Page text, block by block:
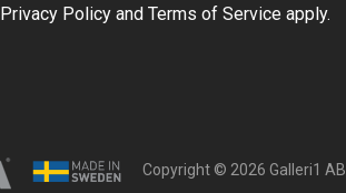
Privacy Policy and Terms of Service apply.
Copyright © 2026 Galleri1 AB